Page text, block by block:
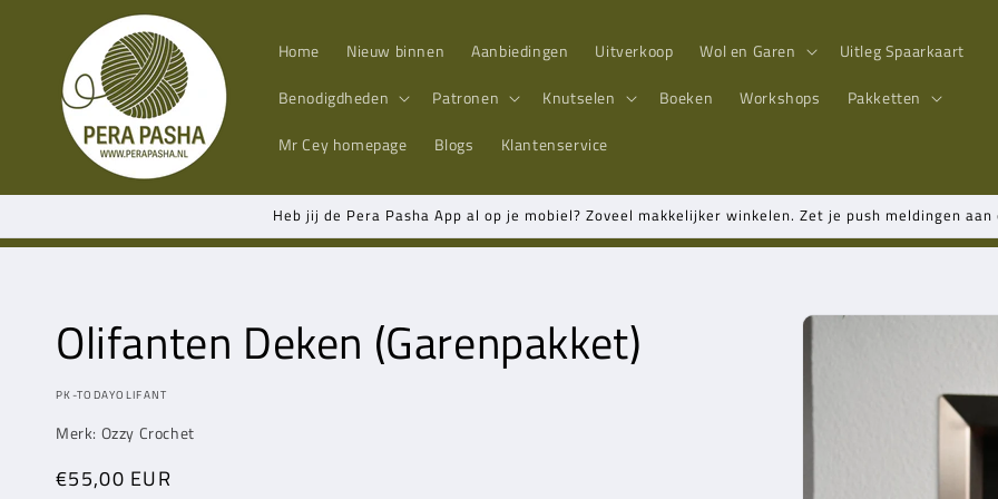
content Home Nieuw binnen Aanbiedingen Uitverkoop Wol en Garen
Uitleg Spaarkaart
Benodigdheden
Patronen Knutselen Boeken Workshops
Pakketten
Mr Cey homepage Blogs Klantenservice
Heb jij de Pera Pasha App al op je mobiel? Zoveel makkelijker winkelen. Zet je push meldingen
Ga direct naar
productinformatie
Olifanten Deken (Garenpakket)
MODEL:
PK-TODAYOLIFANT
Merk: Ozzy Crochet
Normale
€55,00 EUR